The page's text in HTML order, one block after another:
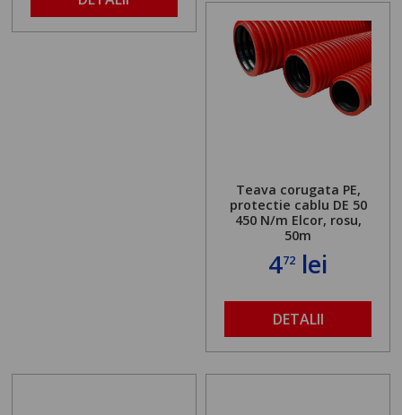
Teava corugata PE,
protectie cablu DE 50
450 N/m Elcor, rosu,
50m
472 lei
DETALII